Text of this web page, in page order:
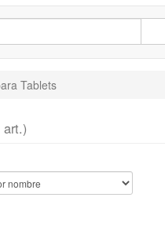
Tablets
art.)